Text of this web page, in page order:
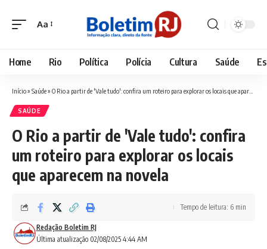
Font
Aa
Home Rio Política Polícia Cultura Saúde
Início» Saúde» O Rio a partir de 'Vale tudo': confira um roteiro para explorar os locais que aparecem na novela
SAÚDE
O Rio a partir de 'Vale tudo': confira
um roteiro para explorar os locais
que aparecem na novela
Última atualização 02/08/2025 4:44 AM
Redação Boletim RJ
Tempo de leitura: 6 min